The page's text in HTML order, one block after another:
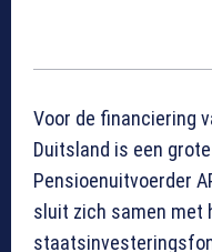
Voor de financiering
Duitsland is een
Pensioenuitvoerder
sluit zich samen met